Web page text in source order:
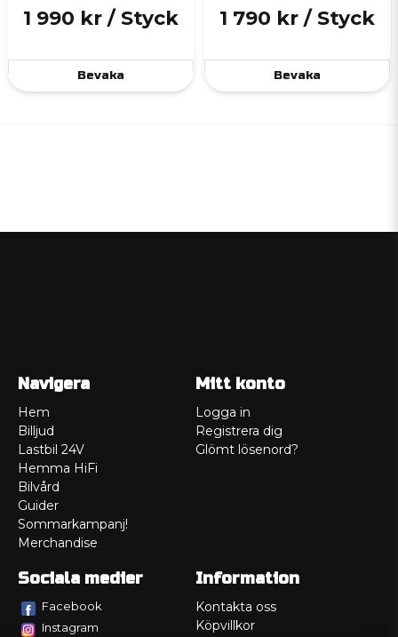
1 990 kr / Styck
Bevaka
1 790 kr / Styck
Bevaka
Navigera
Hem
Billjud
Lastbil 24V
Hemma HiFi
Bilvård
Guider
Sommarkampanj!
Merchandise
Mitt konto
Logga in
Registrera dig
Glömt lösenord?
Sociala medier
Facebook
Instagram
Information
Kontakta oss
Köpvillkor